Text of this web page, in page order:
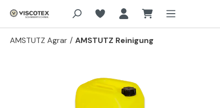
Zum Hauptinhalt springen
AMSTUTZ Agrar / AMSTUTZ Reinigung
Bildergalerie überspringen